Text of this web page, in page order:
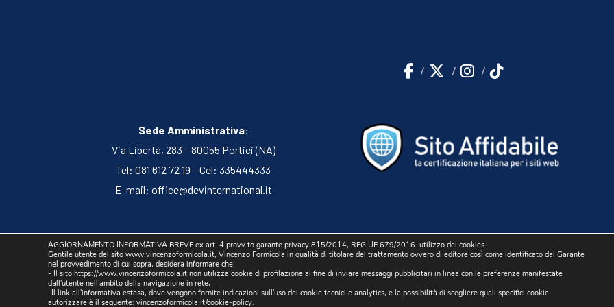
Sede Amministrativa:
Via Libertà, 283 – 80055 Portici (NA)
Tel: 081 612 72 19 – Cel: 335444333
E-mail: office@devinternational.it
Cookie Policy /Privacy Policy
AGGIORNAMENTO INFORMATIVA BREVE ex art. 4 provv.to garante privacy 815/2014, REG UE 679/2016. utilizzo dei cookies.
Gentile utente del sito www.vincenzoformicola.it, Vincenzo Formicola in qualità di titolare del trattamento ovvero di editore così come identificato dal Garante
nel provvedimento di cui sopra, desidera informare che:
- Il sito https://www.vincenzoformicola.it non utilizza cookie di profilazione al fine di inviare messaggi pubblicitari in linea con le preferenze manifestate
dall'utente nell'ambito della navigazione in rete;
-Il link all'informativa estesa, dove vengono fornite indicazioni sull'uso dei cookie tecnici e analytics, e la possibilità di scegliere quali specifici cookie
autorizzare è il seguente: vincenzoformicola.it/cookie-policy.